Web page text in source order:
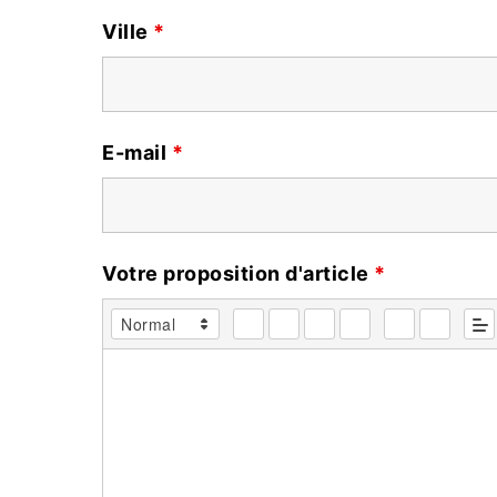
Ville *
E-mail *
Votre proposition d'article *